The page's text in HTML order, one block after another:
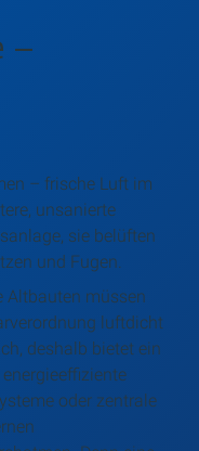
–
– frische Luft im
unsanierte
sie belüften
und Fugen.
Altbauten müssen
luftdicht
deshalb bietet ein
oder zentrale